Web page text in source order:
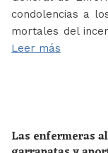
condolencias a
mortales del
Leer más
Las enfermeras